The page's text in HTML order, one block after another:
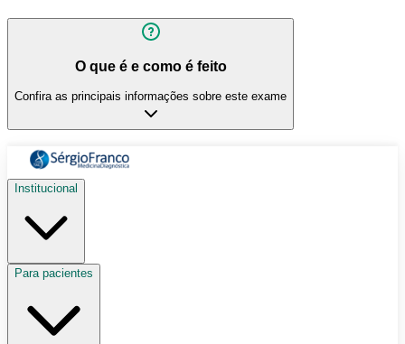
O que é e como é feito
Confira as principais informações sobre este exame
Institucional
Para pacientes